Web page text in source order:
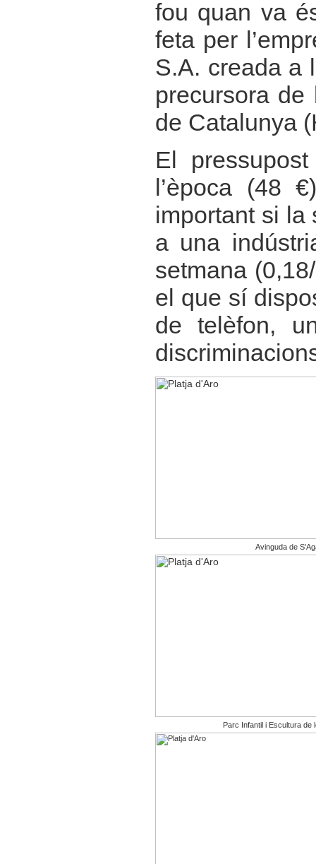
fou quan va
feta per
S.A. creada a
precursora de
de Catalunya
El
l’època (48
important si la
a una
setmana
el que sí
de telèfon,
Avinguda de
Parc Infantil i Escultura de